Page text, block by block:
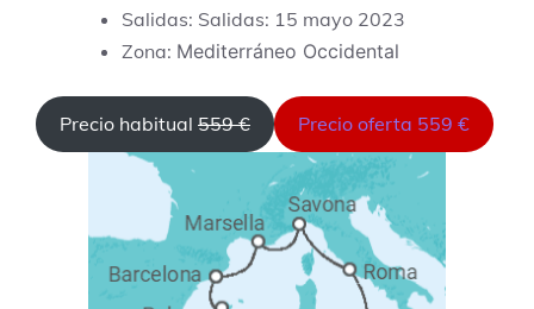
Salidas: Salidas: 15 mayo 2023
Zona: Mediterráneo Occidental
Precio habitual 559 € Precio oferta 559 €